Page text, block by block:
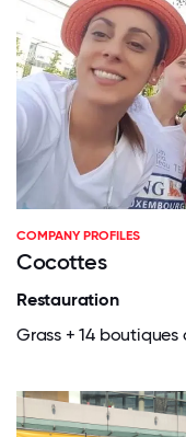
COMPANY PROFILES
Cocottes
Restauration
Grass + 14 boutiques